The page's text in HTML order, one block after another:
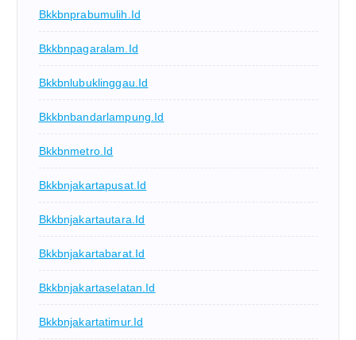
Bkkbnprabumulih.id
Bkkbnpagaralam.id
Bkkbnlubuklinggau.id
Bkkbnbandarlampung.id
Bkkbnmetro.id
Bkkbnjakartapusat.id
Bkkbnjakartautara.id
Bkkbnjakartabarat.id
Bkkbnjakartaselatan.id
Bkkbnjakartatimur.id